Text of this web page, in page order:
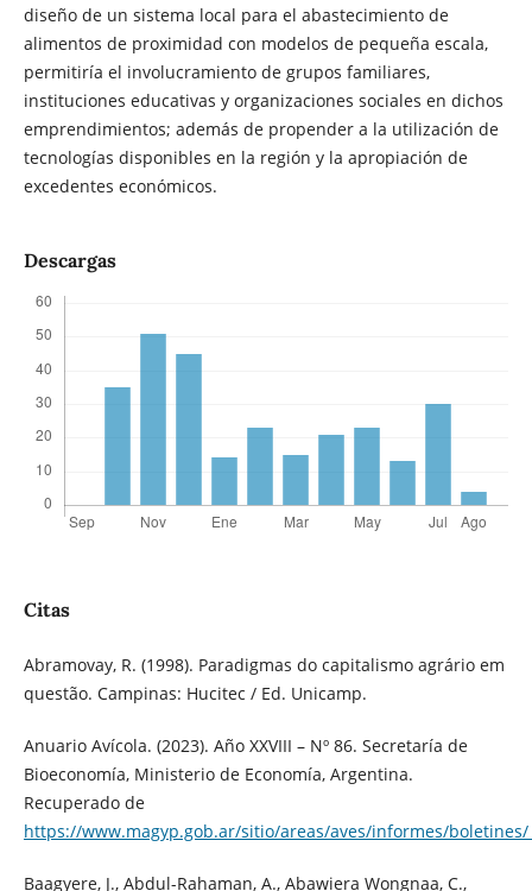
diseño de un sistema local para el abastecimiento de
alimentos de proximidad con modelos de pequeña escala,
permitiría el involucramiento de grupos familiares,
instituciones educativas y organizaciones sociales en dichos
emprendimientos; además de propender a la utilización de
tecnologías disponibles en la región y la apropiación de
excedentes económicos.
Descargas
Citas
Abramovay, R. (1998). Paradigmas do capitalismo agrário em
questão. Campinas: Hucitec / Ed. Unicamp.
Anuario Avícola. (2023). Año XXVIII – Nº 86. Secretaría de
Bioeconomía, Ministerio de Economía, Argentina.
Recuperado de
https://www.magyp.gob.ar/sitio/areas/aves/informes/boletines/
Baagyere, J., Abdul-Rahaman, A., Abawiera Wongnaa, C.,